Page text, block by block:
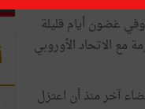
غضون أيام قليلة
مع الاتحاد الأوروبي
آخر منذ أن اعتزل